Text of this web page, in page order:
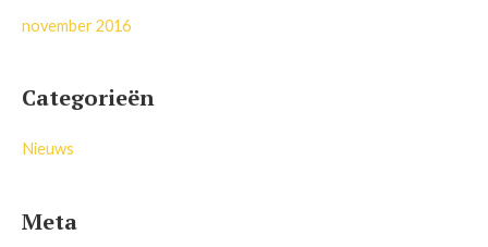
november 2016
Categorieën
Nieuws
Meta